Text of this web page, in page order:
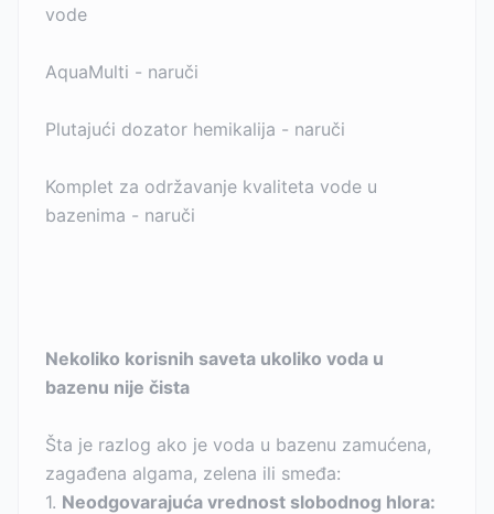
vode
AquaMulti - naruči
Plutajući dozator hemikalija - naruči
Komplet za održavanje kvaliteta vode u
bazenima - naruči
Nekoliko korisnih saveta ukoliko voda u
bazenu nije čista
Šta je razlog ako je voda u bazenu zamućena,
zagađena algama, zelena ili smeđa:
1. Neodgovarajuća vrednost slobodnog hlora: